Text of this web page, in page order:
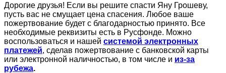
Дорогие друзья! Если вы решите спасти Яну Грошеву,
пусть вас не смущает цена спасения. Любое ваше
пожертвование будет с благодарностью принято. Все
необходимые реквизиты есть в Русфонде. Можно
воспользоваться и нашей системой электронных
платежей, сделав пожертвование с банковской карты
или электронной наличностью, в том числе и из-за
рубежа.